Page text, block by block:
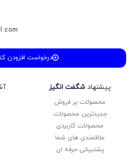
پیشنهاد شگفت انگیز
محصولات پر فروش
جدیدترین محصولات
محصولات کاربردی
علاقمندی های شما
پشتیبانی حرفه ای
درخواست افزودن